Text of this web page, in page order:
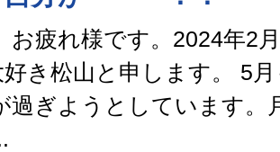
お疲れ様です。2024年2
好き松山と申します。 5
過ぎようとしています。